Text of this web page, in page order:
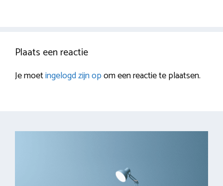
Plaats een reactie
Je moetingelogd zijn opom een reactie te plaatsen.